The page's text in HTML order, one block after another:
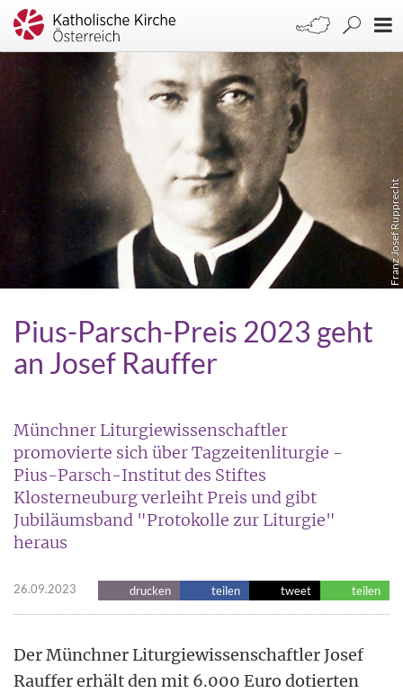
Franz Josef Rupprecht
Pius-Parsch-Preis 2023 geht
an Josef Rauffer
Münchner Liturgiewissenschaftler
promovierte sich über Tagzeitenliturgie -
Pius-Parsch-Institut des Stiftes
Klosterneuburg verleiht Preis und gibt
Jubiläumsband "Protokolle zur Liturgie"
heraus
26.09.2023 drucken teilen tweet teilen
Der Münchner Liturgiewissenschaftler Josef
Rauffer erhält den mit 6.000 Euro dotierten